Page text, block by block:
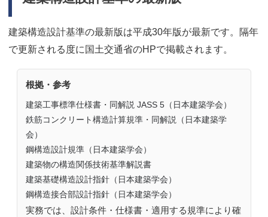
建築構造設計基準の最新版は平成30年版が最新です。隔年
で更新される度に国土交通省のHPで掲載されます。
根拠・参考
建築工事標準仕様書・同解説 JASS 5（日本建築学会）
鉄筋コンクリート構造計算規準・同解説（日本建築学
会）
鋼構造設計規準（日本建築学会）
建築物の構造関係技術基準解説書
建築基礎構造設計指針（日本建築学会）
鋼構造接合部設計指針（日本建築学会）
実務では、設計条件・仕様書・適用する規準により確